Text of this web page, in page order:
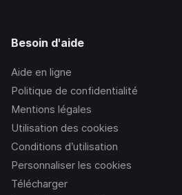
Besoin d'aide
Aide en ligne
Politique de confidentialité
Mentions légales
Utilisation des cookies
Conditions d’utilisation
Personnaliser les cookies
Télécharger